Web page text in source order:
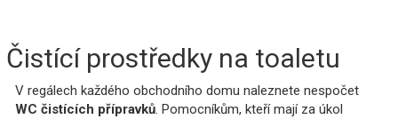
Čistící prostředky na toaletu
V regálech každého obchodního domu naleznete nespočet
WC čistících přípravků. Pomocníkům, kteří mají za úkol